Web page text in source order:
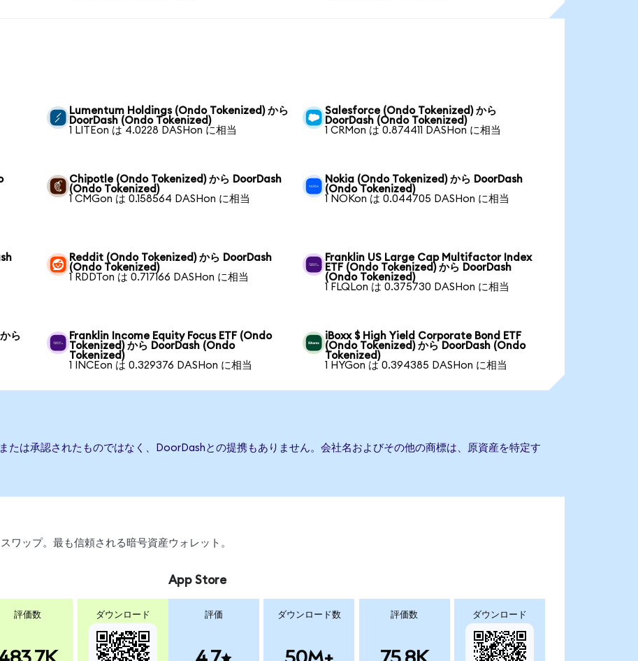
Lumentum Holdings (Ondo Tokenized) から
DoorDash (Ondo Tokenized)
1 LITEon は 4.0228 DASHon に相当
Salesforce (Ondo Tokenized) から
DoorDash (Ondo Tokenized)
1 CRMon は 0.874411 DASHon に相当
Chipotle (Ondo Tokenized) から DoorDash
(Ondo Tokenized)
1 CMGon は 0.158564 DASHon に相当
Nokia (Ondo Tokenized) から DoorDash
(Ondo Tokenized)
1 NOKon は 0.044705 DASHon に相当
Reddit (Ondo Tokenized) から DoorDash
(Ondo Tokenized)
1 RDDTon は 0.717166 DASHon に相当
Franklin US Large Cap Multifactor Index
ETF (Ondo Tokenized) から DoorDash
(Ondo Tokenized)
1 FLQLon は 0.375730 DASHon に相当
ら
Franklin Income Equity Focus ETF (Ondo
Tokenized) から DoorDash (Ondo
Tokenized)
1 INCEon は 0.329376 DASHon に相当
iBoxx $ High Yield Corporate Bond ETF
(Ondo Tokenized) から DoorDash (Ondo
Tokenized)
1 HYGon は 0.394385 DASHon に相当
たは承認されたものではなく、DoorDashとの提携もありません。会社名およびその他の商標は、原資産を特定す
ワップ。最も信頼される暗号資産ウォレット。
評価数 ダウンロード
App Store
評価 ダウンロード数 評価数 ダウンロード